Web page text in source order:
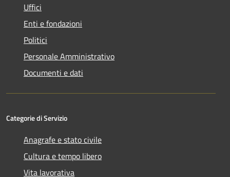
Uffici
Enti e fondazioni
Politici
Personale Amministrativo
Documenti e dati
Categorie di Servizio
Anagrafe e stato civile
Cultura e tempo libero
Vita lavorativa